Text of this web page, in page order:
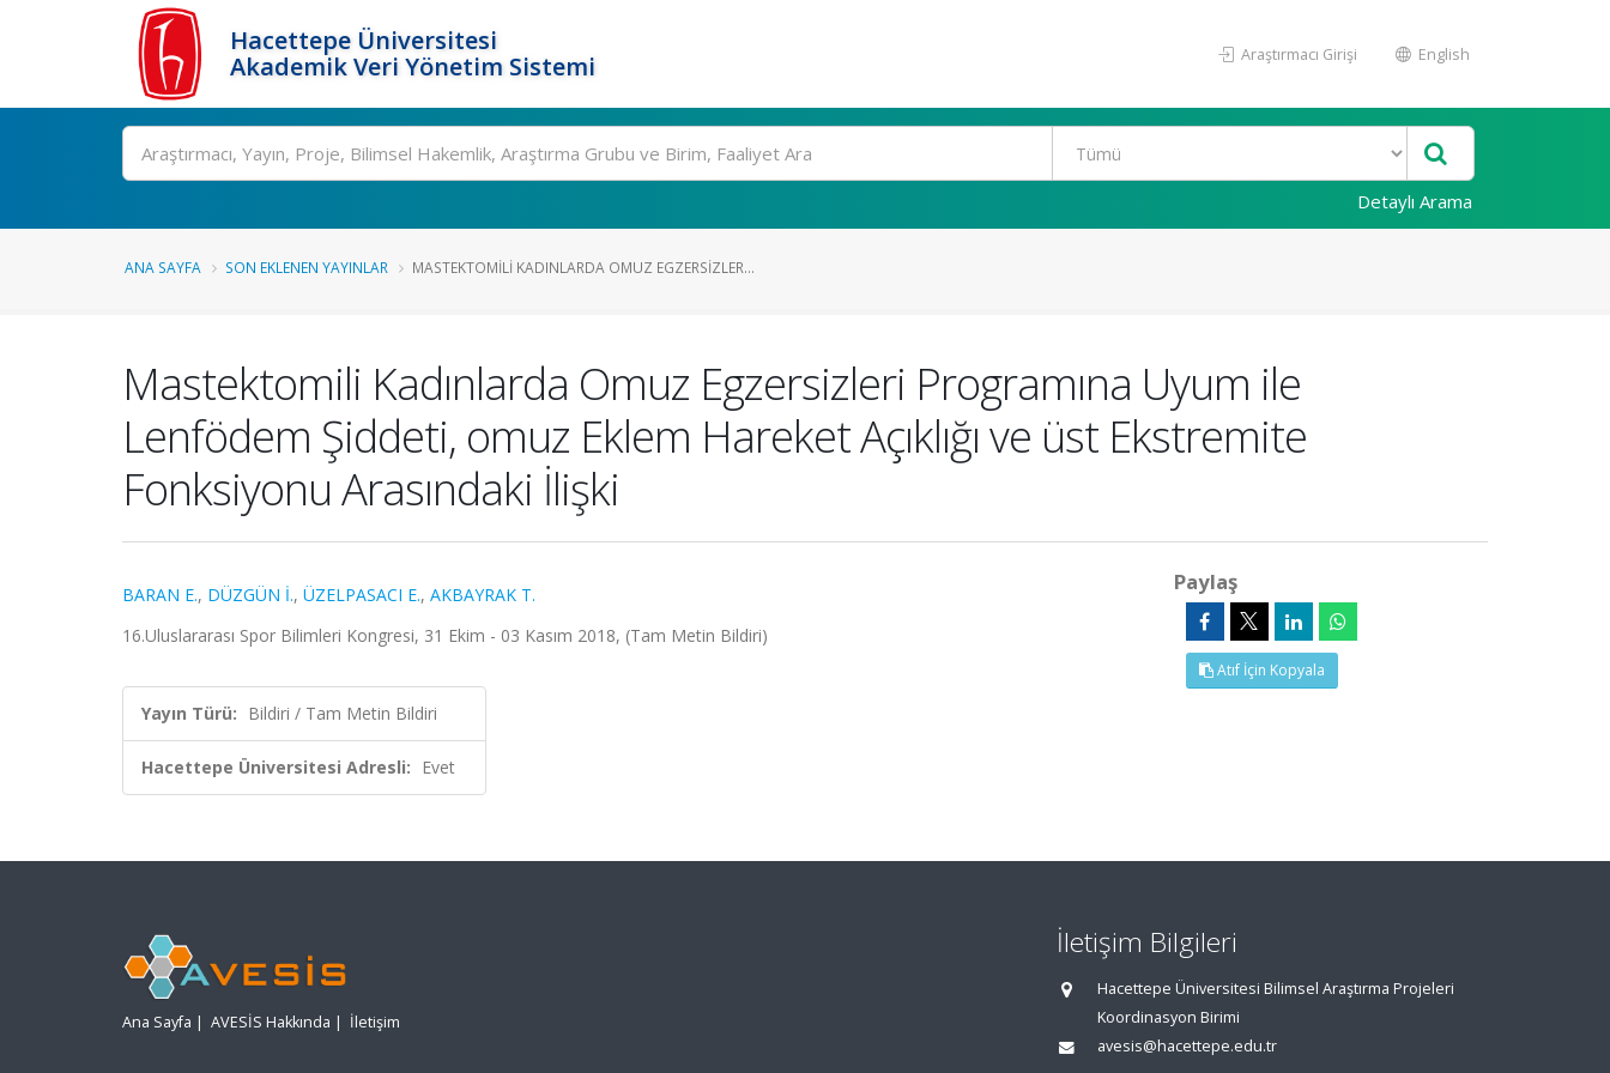
Hacettepe Üniversitesi
Akademik Veri Yönetim Sistemi
Araştırmacı Girişi English
Ara
Detaylı Arama
ANA SAYFA SON EKLENEN YAYINLAR MASTEKTOMILI KADINLARDA OMUZ EGZERSIZLER...
Mastektomili Kadınlarda Omuz Egzersizleri Programına Uyum ile
Lenfödem Şiddeti, omuz Eklem Hareket Açıklığı ve üst Ekstremite
Fonksiyonu Arasındaki İlişki
BARAN E., DÜZGÜN İ., ÜZELPASACI E., AKBAYRAK T.
16.Uluslararası Spor Bilimleri Kongresi, 31 Ekim - 03 Kasım 2018, (Tam Metin Bildiri)
Yayın Türü: Bildiri / Tam Metin Bildiri
Hacettepe Üniversitesi Adresli: Evet
Paylaş
Atıf İçin Kopyala
Ana Sayfa | AVESİS Hakkında | İletişim
İletişim Bilgileri
Hacettepe Üniversitesi Bilimsel Araştırma Projeleri
Koordinasyon Birimi
avesis@hacettepe.edu.tr